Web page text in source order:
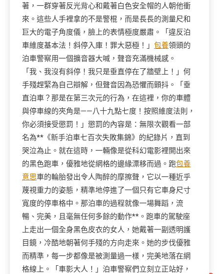
著，一群穿著反光背心和戴著白色安全帽的人朝他衝
來。這些人手裡拿的不是警棍，而是長長的測量尺和
巨大的電子角度儀，臉上的表情極度嚴肅。「違反泊
車維度基本法！斜停入庫！罪大惡極！」 包養領頭的
泊車警察用一個擴音器大喊，聲音充滿機械感。
「我、我沒有斜停！我只是垂直停在了牆壁上！」何
手殘趕緊為自己辯解，但聲音因為恐懼而顫抖。「垂
直泊車？那是在第三次元的行為，在這裡，你的車體
與停車線的夾角是——八十九點七度！按照維度法則，
你必須接受懲罰！」懲罰的內容是：無限次觀看一部
名為**《新手泊車七百次失敗集錦》的紀錄片，直到
哭泣為止。就在這時，一輛像是從科幻電影裡開出來
的黑色跑車，優雅地從網格的邊緣漂移而過。跑包養
意思車的輪胎發出令人陶醉的摩擦聲，它以一種近乎
蔑視重力的姿態，精準地停進了一個只有它車身尺寸
寬度的停車格中。那泊車的過程就像一場舞蹈，流
暢、完美，且毫無任何多餘的動作**。跑車的駕駛座
上走出一個全身黑色皮衣的女人，她戴著一副透明護
目鏡，冷酷地朝著何手殘的方向走來。她的步伐優雅
而精準，每一步都像是被測量過一樣，完美地落在網
格線上。「車影大人！」泊車警察們立刻立正站好，